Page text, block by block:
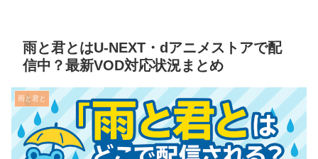
雨と君とはU-NEXT・dアニメストアで配
信中？最新VOD対応状況まとめ
雨と君と